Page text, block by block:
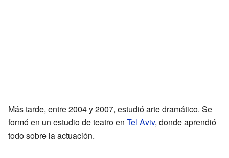
Más tarde, entre 2004 y 2007, estudió arte dramático. Se
formó en un estudio de teatro en Tel Aviv, donde aprendió
todo sobre la actuación.